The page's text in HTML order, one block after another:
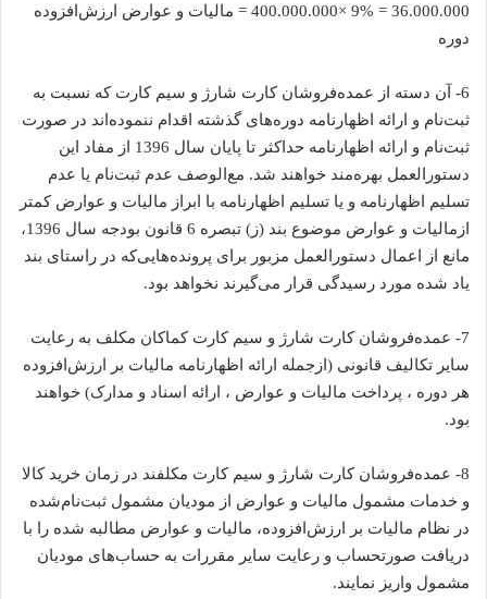
36.000.000 = 9% ×400.000.000 = مالیات و عوارض ارزش‌افزوده
دوره
6- آن دسته از عمده‌فروشان کارت شارژ و سیم کارت که نسبت به
ثبت‌نام و ارائه اظهارنامه دوره‌های گذشته اقدام ننموده‌اند در صورت
ثبت‌نام و ارائه اظهارنامه حداکثر تا پایان سال 1396 از مفاد این
دستورالعمل بهره‌مند خواهند شد. مع‌الوصف عدم ثبت‌نام یا عدم
تسلیم اظهارنامه و یا تسلیم اظهارنامه با ابراز مالیات و عوارض کمتر
ازمالیات و عوارض موضوع بند (ز) تبصره 6 قانون بودجه سال 1396،
مانع از اعمال دستورالعمل مزبور برای پرونده‌هایی‌که در راستای بند
یاد شده مورد رسیدگی قرار می‌گیرند نخواهد بود.
7- عمده‌فروشان کارت شارژ و سیم کارت کماکان مکلف به رعایت
سایر تکالیف قانونی (ازجمله ارائه اظهارنامه مالیات بر ارزش‌افزوده
هر دوره ، پرداخت مالیات و عوارض ، ارائه اسناد و مدارک) خواهند
بود.
8- عمده‌فروشان کارت شارژ و سیم کارت مکلفند در زمان خرید کالا
و خدمات مشمول مالیات و عوارض از مودیان مشمول ثبت‌نام‌شده
در نظام مالیات بر ارزش‌افزوده، مالیات و عوارض مطالبه شده را با
دریافت صورتحساب و رعایت سایر مقررات به حساب‌های مودیان
مشمول واریز نمایند.